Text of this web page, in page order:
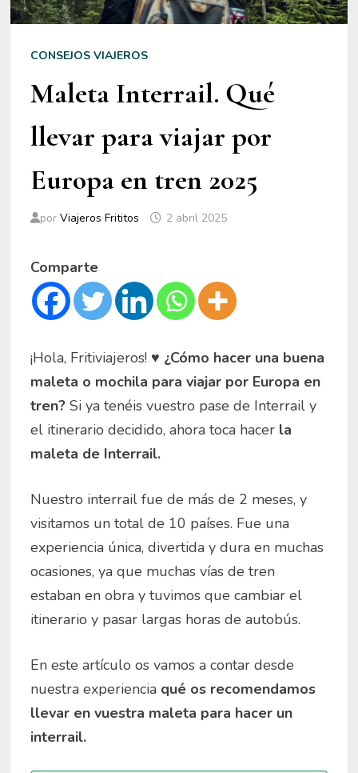
CONSEJOS VIAJEROS
Maleta Interrail. Qué
llevar para viajar por
Europa en tren 2025
por Viajeros Frititos 2 abril 2025
Comparte
¡Hola, Fritiviajeros! ♥ ¿Cómo hacer una buena
maleta o mochila para viajar por Europa en
tren?Si ya tenéis vuestro pase de Interrail y
el itinerario decidido, ahora toca hacer la
maleta de Interrail.
Nuestro interrail fue de más de 2 meses, y
visitamos un total de 10 países. Fue una
experiencia única, divertida y dura en muchas
ocasiones, ya que muchas vías de tren
estaban en obra y tuvimos que cambiar el
itinerario y pasar largas horas de autobús.
En este artículo os vamos a contar desde
nuestra experienciaqué os recomendamos
llevar en vuestra maleta para hacer un
interrail.